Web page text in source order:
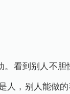
看到别人不
，别人能做的